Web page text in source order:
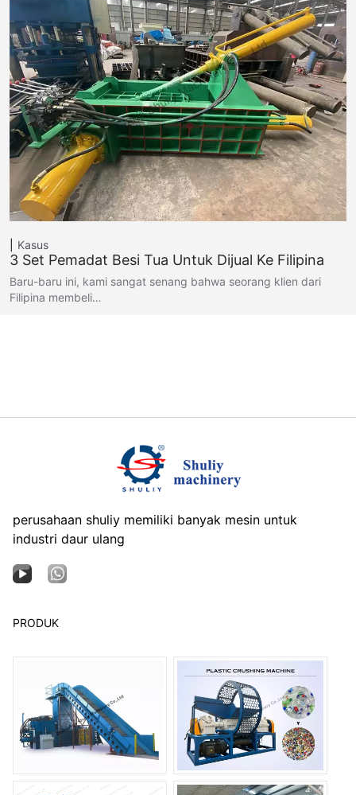
Kasus
3 Set Pemadat Besi Tua Untuk Dijual Ke Filipina
Baru-baru ini, kami sangat senang bahwa seorang klien dari
Filipina membeli…
perusahaan shuliy memiliki banyak mesin untuk
industri daur ulang
PRODUK